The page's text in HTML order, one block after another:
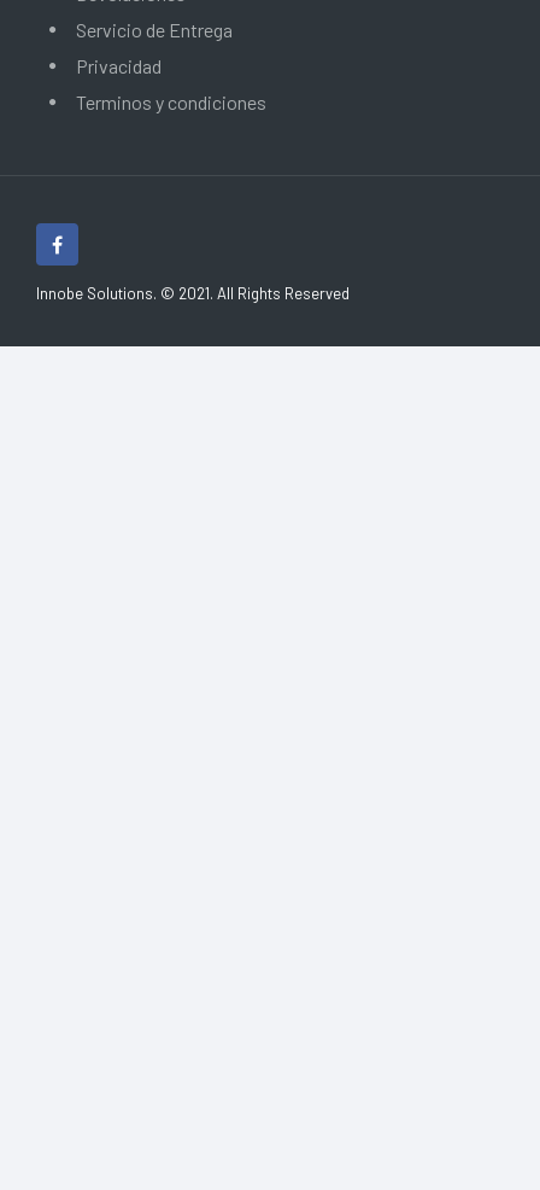
Servicio de Entrega
Privacidad
Terminos y condiciones
Innobe Solutions. © 2021. All Rights Reserved